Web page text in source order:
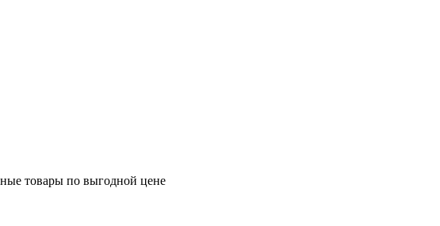
товары по выгодной цене